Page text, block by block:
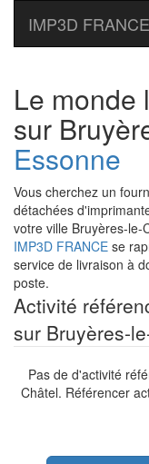
IMP3D FRANCE
Le monde
sur
Essonne
Vous cherchez un
détachées
votre ville Bruyères-le-
IMP3D FRANCE se
service de livraison à
poste.
Activité
sur Bruyères-
Pas de d'activité
Châtel. Référencer